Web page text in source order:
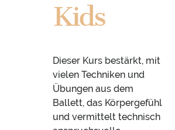
Kids
Dieser Kurs bestärkt, mit
vielen Techniken und
Übungen aus dem
Ballett, das Körpergefühl
und vermittelt technisch